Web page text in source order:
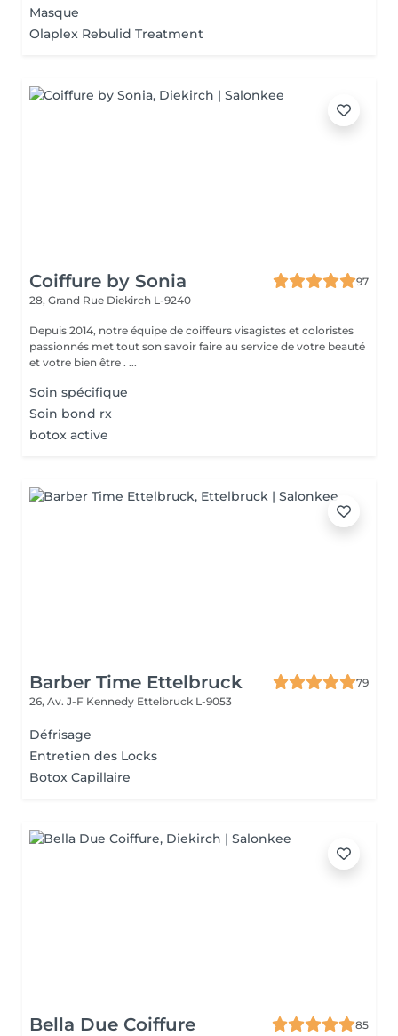
Masque
Olaplex Rebulid Treatment
Coiffure by Sonia
97
28, Grand Rue Diekirch L-9240
Depuis 2014, notre équipe de coiffeurs visagistes et coloristes
passionnés met tout son savoir faire au service de votre beauté
et votre bien être . ...
Soin spécifique
Soin bond rx
botox active
Barber Time Ettelbruck
79
26, Av. J-F Kennedy Ettelbruck L-9053
Défrisage
Entretien des Locks
Botox Capillaire
Bella Due Coiffure
85